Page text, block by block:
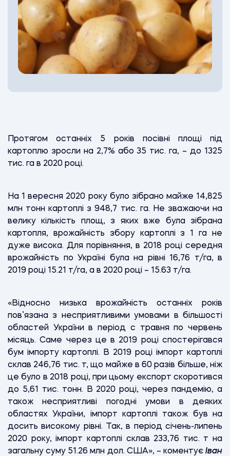
Протягом останніх 5 років посівні площі під
картоплю зросли на 2,7% або 35 тис. га, – до 1325
тис. га в 2020 році.
На 1 вересня 2020 року було зібрано майже 14,825
млн тонн картоплі з 948,7 тис. га. Не зважаючи на
велику кількість площ, з яких вже була зібрана
картопля, врожайність збору картоплі з 1 га не
дуже висока. Для порівняння, в 2018 році середня
врожайність по Україні була на рівні 16,76 т/га, в
2019 році 15.21 т/га, а в 2020 році – 15.63 т/га.
«Відносно низька врожайність останніх років
пов’язана з несприятливими умовами в більшості
областей України в період с травня по червень
місяць. Саме через це в 2019 році спостерігався
бум імпорту картоплі. В 2019 році імпорт картоплі
склав 246,76 тис. т, що майже в 60 разів більше, ніж
це було в 2018 році, при цьому експорт скоротився
до 5,61 тис. тонн. В 2020 році, через пандемію, а
також несприятливі погодні умови в деяких
областях України, імпорт картоплі також був на
досить високому рівні. Так, в період січень-липень
2020 року, імпорт картоплі склав 233,76 тис. т на
загальну суму 51.26 млн дол. США», – коментує Іван